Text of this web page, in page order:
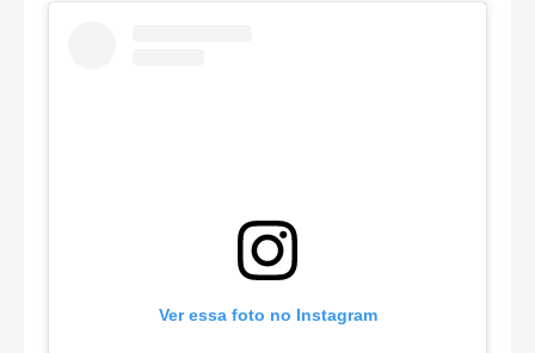
Ver essa foto no Instagram